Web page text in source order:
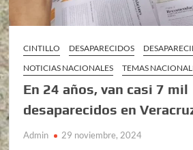
CINTILLO DESAPARECIDOS
NOTICIAS NACIONALES
TEMAS
En 24 años, van casi 7 mil
desaparecidos en
Admin 29 noviembre, 2024